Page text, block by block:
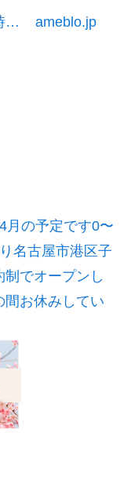
… ameblo.jp
4月の予定です0〜
名古屋市港区子
でオープンし
間お休みしてい